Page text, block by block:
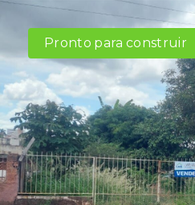
Pronto para construir